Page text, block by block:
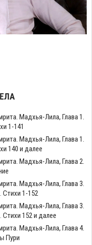
Мадхья-Лила, Глава 1.
1-141
Мадхья-Лила, Глава 1.
140 и далее
Мадхья-Лила, Глава 2.
Мадхья-Лила, Глава 3.
Стихи 1-152
Мадхья-Лила, Глава 3.
152 и далее
Мадхья-Лила, Глава 4.
Пури